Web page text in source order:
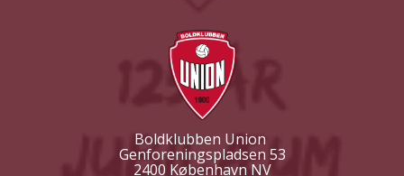
Boldklubben Union
Genforeningspladsen 53
2400 København NV